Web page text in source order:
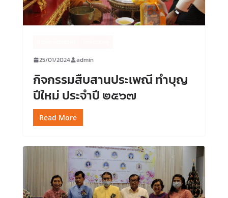
25/01/2024 admin
กิจกรรมสืบสานประเพณี ทำบุญ
ปีใหม่ ประจำปี ๒๕๖๗
Read More